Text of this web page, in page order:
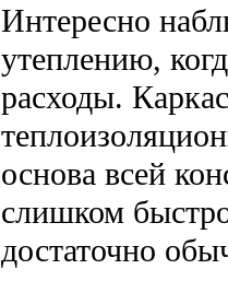
Интересно
утеплению,
расходы.
основа всей
слишком
достаточно